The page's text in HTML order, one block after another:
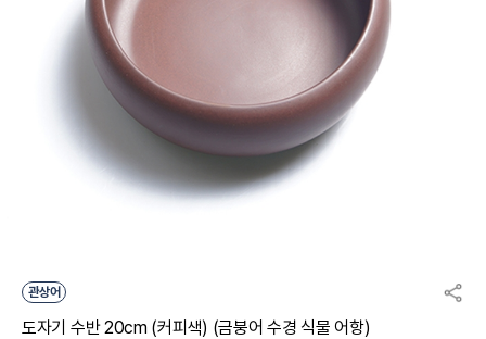
관상어
도자기 수반 20cm (커피색) (금붕어 수경 식물 어항)